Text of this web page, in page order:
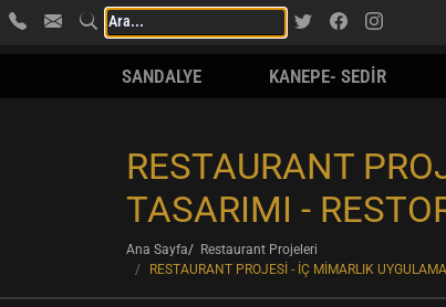
SANDALYE KANEPE- SEDİR
RESTAURANT
TASARIMI -
Ana Sayfa
Restaurant Projeleri
RESTAURANT PROJESİ - İÇ MİMARLIK